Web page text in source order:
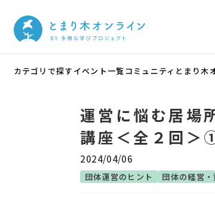
カテゴリで探す イベント一覧 コミュニティ とまり木
運営に悩む居場
講座＜全２回＞
2024/04/06
団体運営のヒント 団体の経営